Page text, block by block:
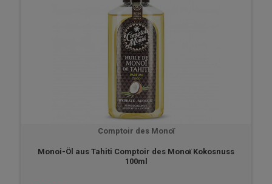
Comptoir des Monoï
Monoi-Öl aus Tahiti Comptoir des Monoï Kokosnuss
100ml